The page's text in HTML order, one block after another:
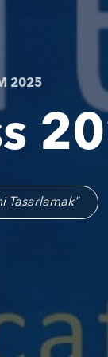
2025
Tasarlamak"